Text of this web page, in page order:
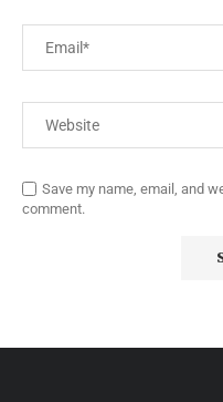
Save my name, email, and
comment.